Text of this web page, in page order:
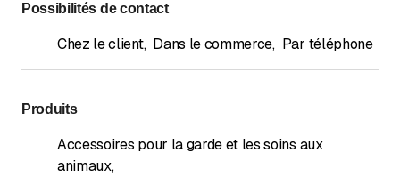
Possibilités de contact
Chez le client, Dans le commerce, Par téléphone
Produits
Accessoires pour la garde et les soins aux
animaux,